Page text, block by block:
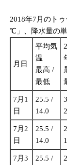
2018年7月のト
℃」、降水量の単
月日
平均気
温
最高 /
最低
7月1
日
25.5 /
14.0
7月2
日
25.5 /
14.0
7月3
25.5 /